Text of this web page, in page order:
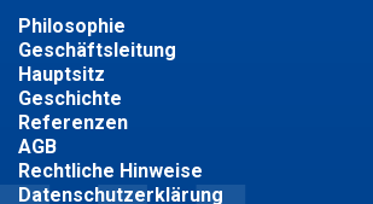
Philosophie
Geschäftsleitung
Hauptsitz
Geschichte
Referenzen
AGB
Rechtliche Hinweise
Datenschutzerklärung